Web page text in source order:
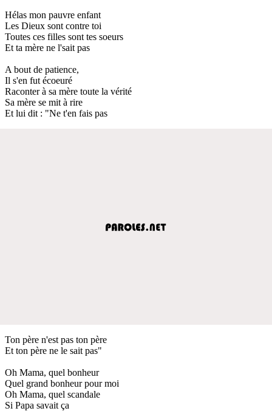
Hélas mon pauvre enfant
Les Dieux sont contre toi
Toutes ces filles sont tes soeurs
Et ta mère ne l'sait pas
A bout de patience,
Il s'en fut écoeuré
Raconter à sa mère toute la vérité
Sa mère se mit à rire
Et lui dit : "Ne t'en fais pas
Ton père n'est pas ton père
Et ton père ne le sait pas"
Oh Mama, quel bonheur
Quel grand bonheur pour moi
Oh Mama, quel scandale
Si Papa savait ça